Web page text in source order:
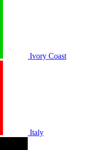
Ivory Coast
Italy